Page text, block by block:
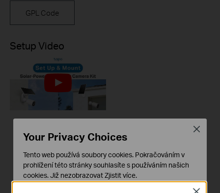
GPL Code
Setup Video
How to Set Up and
Mount Your Tapo
Solar-Powered
Security Camera Kit
| Tapo C425 KIT V2 &
TC85 KIT
Close
Your Privacy Choices
Tento web používá soubory cookies. Pokračováním v
prohlížení této stránky souhlasíte s používáním našich
cookies.Již nezobrazovatZjistit více.
Close